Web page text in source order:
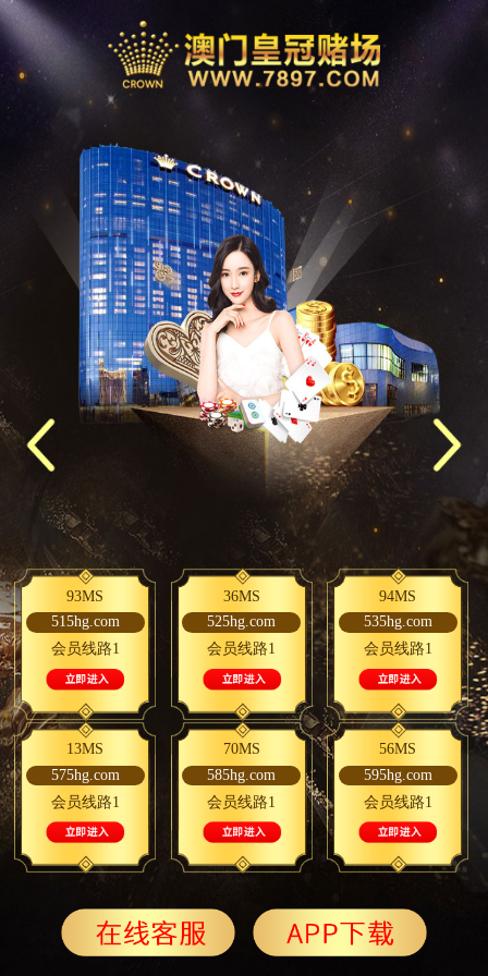
93MS
515hg.com
会员线路1
36MS
525hg.com
会员线路1
94MS
535hg.com
会员线路1
13MS
575hg.com
会员线路1
70MS
585hg.com
会员线路1
56MS
595hg.com
会员线路1